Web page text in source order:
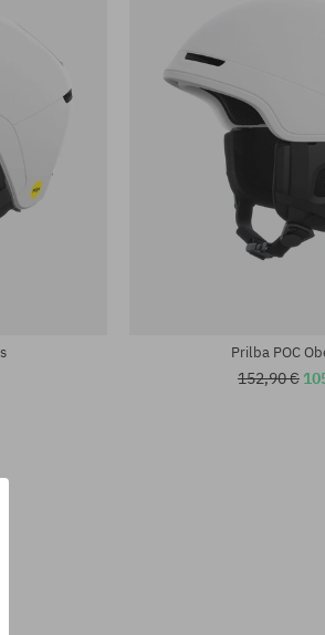
Prilba POC
152,90 €